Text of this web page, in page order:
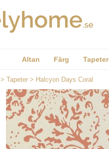
Altan Färg Tapeter
> Tapeter > Halcyon Days Coral